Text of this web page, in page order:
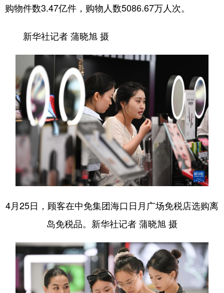
购物件数3.47亿件，购物人数5086.67万人次。
新华社记者 蒲晓旭 摄
4月25日，顾客在中免集团海口日月广场免税店选购离
岛免税品。新华社记者 蒲晓旭 摄